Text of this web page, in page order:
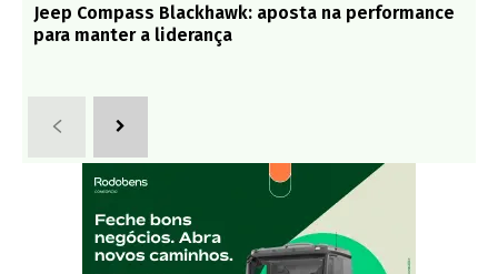
Jeep Compass Blackhawk: aposta na performance
para manter a liderança